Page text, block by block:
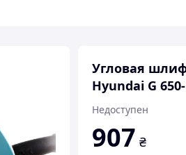
Угловая
Hyundai G
Недоступен
907 ₴